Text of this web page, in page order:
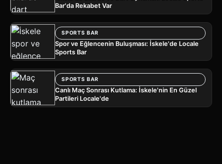
Bar'da Rekabet Var
SPORTS BAR
Spor ve Eğlencenin Buluşması: İskele'de Locale
Sports Bar
SPORTS BAR
Canlı Maç Sonrası Kutlama: İskele'nin En Güzel
Partileri Locale'de